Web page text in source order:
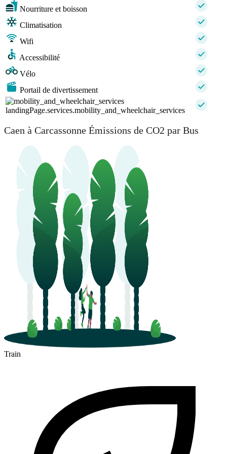
Nourriture et boisson
Climatisation
Wifi
Accessibilité
Vélo
Portail de divertissement
landingPage.services.mobility_and_wheelchair_services
Caen à Carcassonne Émissions de CO2 par Bus
Train